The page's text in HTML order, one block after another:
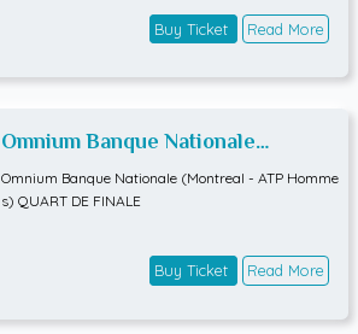
Buy Ticket Read More
Omnium Banque Nationale
DE FINALE
Omnium Banque Nationale (Montreal - ATP Homme
s) QUART DE FINALE
Buy Ticket Read More